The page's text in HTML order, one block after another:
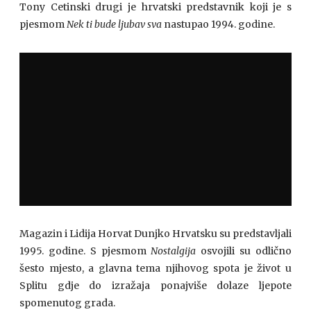
Tony Cetinski drugi je hrvatski predstavnik koji je s
pjesmomNek ti bude ljubav sva nastupao 1994. godine.
Magazin i Lidija Horvat Dunjko Hrvatsku su predstavljali
1995. godine. S pjesmom Nostalgija osvojili su odlično
šesto mjesto, a glavna tema njihovog spota je život u
Splitu gdje do izražaja ponajviše dolaze ljepote
spomenutog grada.